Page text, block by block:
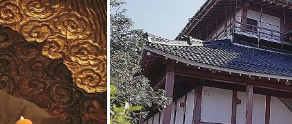
フォトライブラリー
お問い合わせ